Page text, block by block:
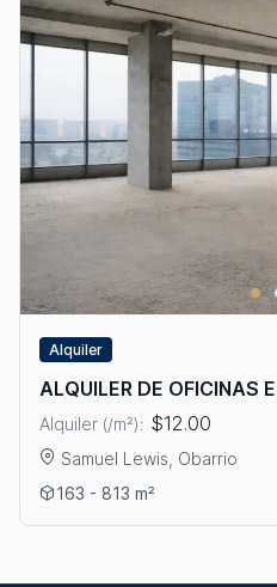
Alquiler
ALQUILER DE OFICINAS
Alquiler (/m²): $12.00
Samuel Lewis, Obarrio
Ver detalles: ALQUILER DE
163 - 813 m²